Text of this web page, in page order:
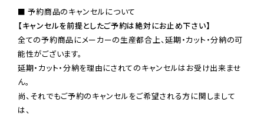
【キャンセルを前提としたご予約は絶対にお止め下さい】
全ての予約商品にメーカーの生産都合上、延期・カット・分納の可
能性がございます。
延期・カット・分納を理由にされてのキャンセルはお受け出来ませ
ん。
尚、それでもご予約のキャンセルをご希望される方に関しまして
は、